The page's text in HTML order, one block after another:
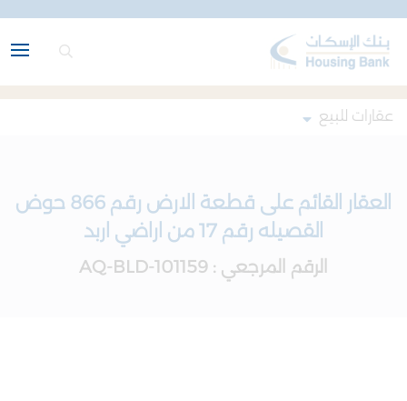
عقارات للبيع
العقار القائم على قطعة الارض رقم 866 حوض
القصيله رقم 17 من اراضي اربد
الرقم المرجعي : AQ-BLD-101159